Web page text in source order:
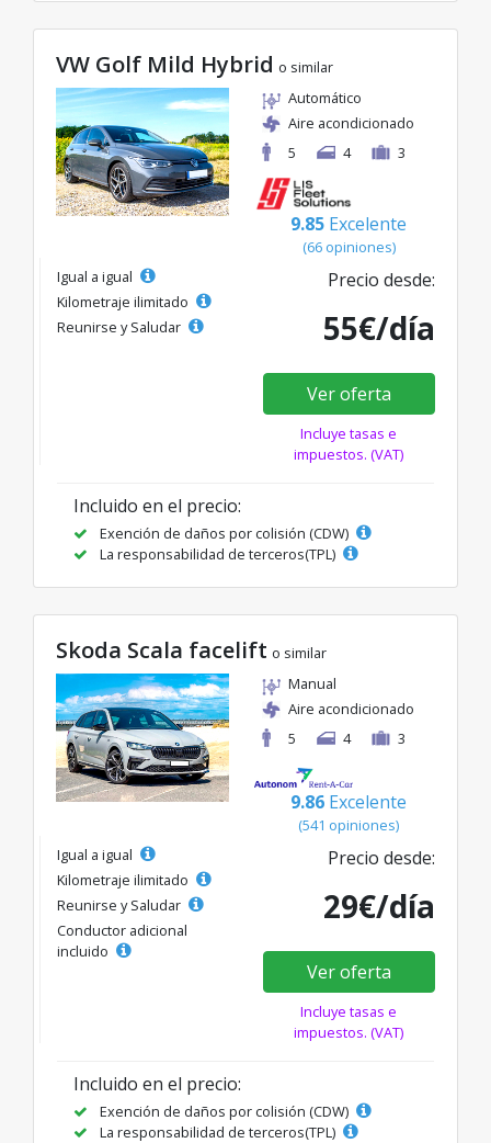
VW Golf Mild Hybrid o similar
Automático
Aire acondicionado
5
4 3
9.85 Excelente
(66 opiniones)
Igual a igual
Kilometraje ilimitado
Reunirse y Saludar
Precio desde:
55€/día
Ver oferta
Incluye tasas e
impuestos. (VAT)
Incluido en el precio:
Exención de daños por colisión (CDW)
La responsabilidad de terceros(TPL)
Skoda Scala facelift o similar
Manual
Aire acondicionado
5
4 3
9.86 Excelente
(541 opiniones)
Igual a igual
Kilometraje ilimitado
Reunirse y Saludar
Conductor adicional
incluido
Precio desde:
29€/día
Ver oferta
Incluye tasas e
impuestos. (VAT)
Incluido en el precio:
Exención de daños por colisión (CDW)
La responsabilidad de terceros(TPL)